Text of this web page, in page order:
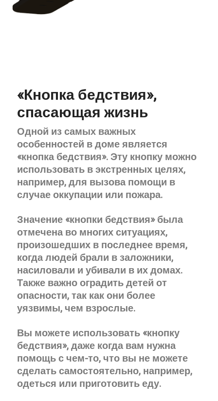
«Кнопка бедствия»,
спасающая жизнь
Одной из самых важных
особенностей в доме является
«кнопка бедствия». Эту кнопку можно
использовать в экстренных целях,
например, для вызова помощи в
случае оккупации или пожара.
Значение «кнопки бедствия» была
отмечена во многих ситуациях,
произошедших в последнее время,
когда людей брали в заложники,
насиловали и убивали в их домах.
Также важно оградить детей от
опасности, так как они более
уязвимы, чем взрослые.
Вы можете использовать «кнопку
бедствия», даже когда вам нужна
помощь с чем-то, что вы не можете
сделать самостоятельно, например,
одеться или приготовить еду.